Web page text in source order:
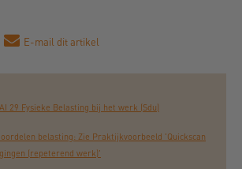
E-mail dit artikel
29 Fysieke Belasting bij het werk (Sdu)
belasting: Zie Praktijkvoorbeeld 'Quickscan
(repeterend werk)'